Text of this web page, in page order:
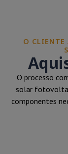
O CLIENTE
O processo
solar
componentes